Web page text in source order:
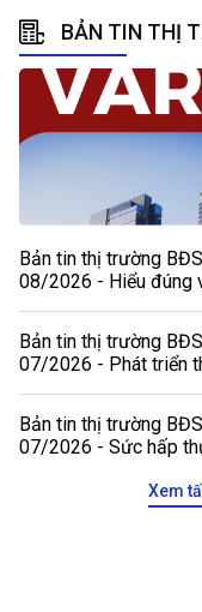
BẢN TIN THỊ
Bản tin thị trường
08/2026 - Hiểu đúng
Bản tin thị trường
07/2026 - Phát triển
đối tác quốc tế
Bản tin thị trường
07/2026 - Sức hấp
Xem